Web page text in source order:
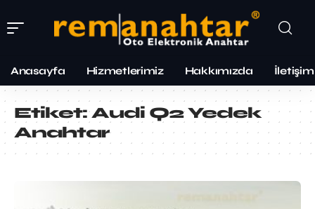
Anasayfa Hizmetlerimiz Hakkımızda İletişim
Etiket:Audi Q2 Yedek
Anahtar